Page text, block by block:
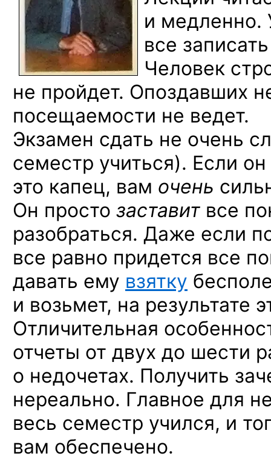
и медленно.
все
Человек
не пройдет. Опоздавших
посещаемости не ведет.
Экзамен сдать не очень
семестр учиться). Если
это капец, вам очень
Он просто заставит все
разобраться. Даже если
все равно придется все
давать ему взятку
и возьмет, на результате
Отличительная
отчеты от двух до шести
о недочетах. Получить
нереально. Главное для
весь семестр учился, и
вам обеспечено.